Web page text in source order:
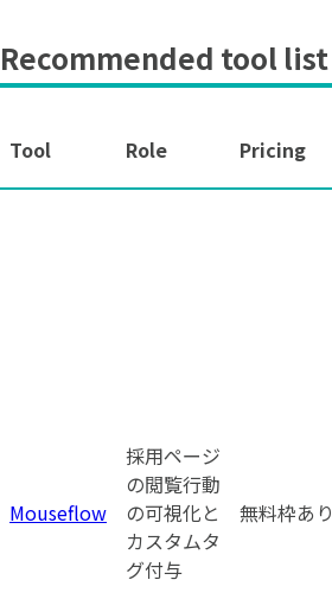
Recommended tool list
Tool Role Pricing
Mouseflow
採用ページ
の閲覧行動
の可視化と
カスタムタ
グ付与
無料枠あり